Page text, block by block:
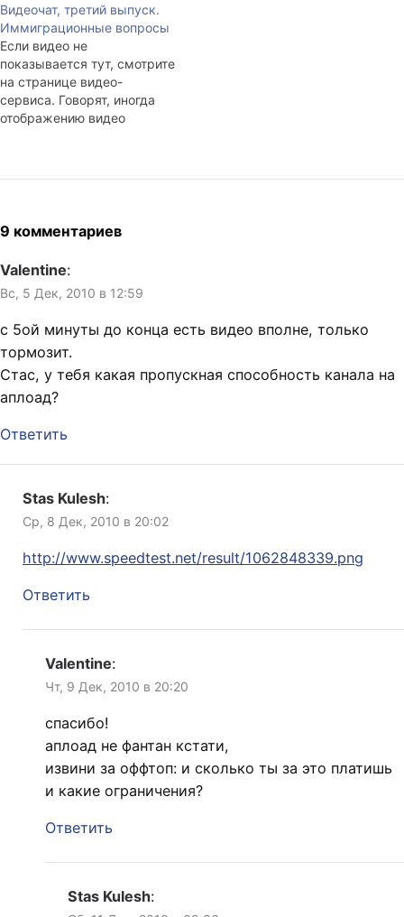
ничего супер-
специального, поэтому
просто поболтаем,
посмотрим на качество
связи, записи, посидим
виртуально по-домашнему.
Видео будет записано.
Видеочат, третий выпуск.
Иммиграционные вопросы
Если видео не
показывается тут, смотрите
на странице видео-
сервиса. Говорят, иногда
отображению видео
деталей прошёл третий
выпуск видеочата, в
котором я в течение часа
рассказывал, почему
визовые дела по
иммигрантским вопросом
—…
9 комментариев
Valentine:
Вс, 5 Дек, 2010 в 12:59
с 5ой минуты до конца есть видео вполне, только
тормозит.
Стас, у тебя какая пропускная способность канала на
аплоад?
Ответить
Stas Kulesh:
Ср, 8 Дек, 2010 в 20:02
http://www.speedtest.net/result/1062848339.png
Ответить
Valentine:
Чт, 9 Дек, 2010 в 20:20
спасибо!
аплоад не фантан кстати,
извини за оффтоп: и сколько ты за это платишь
и какие ограничения?
Ответить
Stas Kulesh: